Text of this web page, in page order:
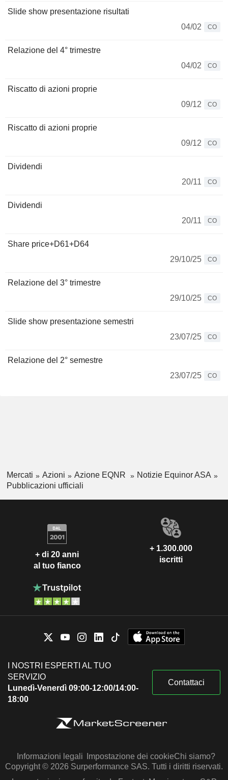
Slide show presentazione risultati
04/02
CO
Relazione del 4° trimestre
04/02
CO
Riscatto di azioni proprie
09/12
CO
Riscatto di azioni proprie
09/12
CO
Dividendi
20/11
CO
Dividendi
20/11
CO
Share price+D61+D64
29/10/25
CO
Relazione del 3° trimestre
29/10/25
CO
Slide show presentazione semestri
23/07/25
CO
Relazione del 2° semestre
23/07/25
CO
Mercati Azioni Azione EQNR
Notizie Equinor ASA
Pubblicazioni ufficiali
+ di 20 anni
al tuo fianco
+ 1.300.000
iscritti
I NOSTRI ESPERTI AL TUO
SERVIZIO
Lunedì-Venerdì 09:00-12:00/14:00-
18:00
Contattaci
Informazioni legali Impostazione dei cookieChi siamo?
Copyright © 2026 Surperformance SAS. Tutti i diritti riservati.